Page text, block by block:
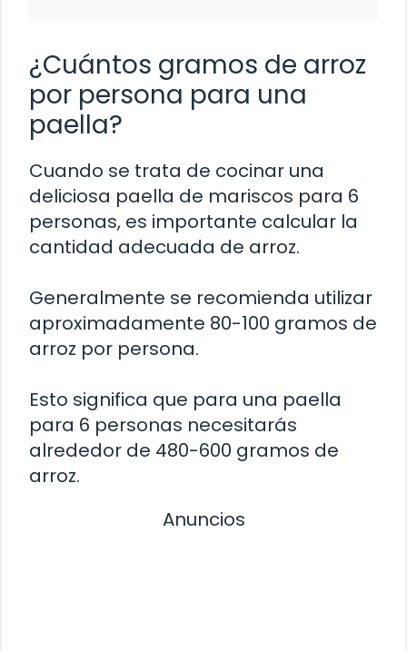
¿Cuántos gramos de arroz
por persona para una
paella?
Cuando se trata de cocinar una
deliciosa paella de mariscos para 6
personas, es importante calcular la
cantidad adecuada de arroz.
Generalmente se recomienda utilizar
aproximadamente 80-100 gramos de
arroz por persona.
Esto significa que para una paella
para 6 personas necesitarás
alrededor de 480-600 gramos de
arroz.
Anuncios